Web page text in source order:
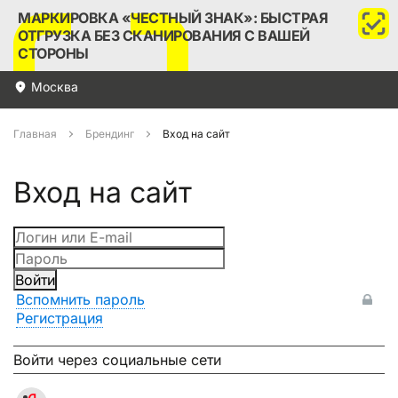
МАРКИРОВКА «ЧЕСТНЫЙ ЗНАК»: БЫСТРАЯ
ОТГРУЗКА БЕЗ СКАНИРОВАНИЯ С ВАШЕЙ
СТОРОНЫ
Москва
Главная Брендинг Вход на сайт
Вход на сайт
Войти
Вспомнить пароль
Регистрация
Войти через социальные сети